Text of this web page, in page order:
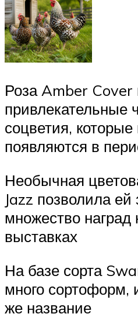
Роза Amber Cover
привлекательные
соцветия, которые
появляются в
Необычная
Jazz позволила ей
множество
выставках
На базе сорта
много
же название